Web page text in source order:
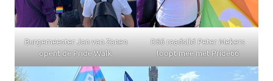
Burgemeester Jan van Zanen
opent de Pride Walk
D66 raadslid Peter Mekers
loopt mee met Pride66